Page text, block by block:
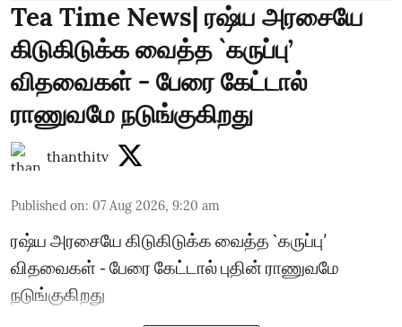
Tea Time News| ரஷ்ய அரசையே
கிடுகிடுக்க வைத்த `கருப்பு’
விதவைகள் - பேரை கேட்டால்
ராணுவமே நடுங்குகிறது
thanthitv
Published on: 07 Aug 2026, 9:20 am
ரஷ்ய அரசையே கிடுகிடுக்க வைத்த `கருப்பு’
விதவைகள் - பேரை கேட்டால் புதின் ராணுவமே
நடுங்குகிறது